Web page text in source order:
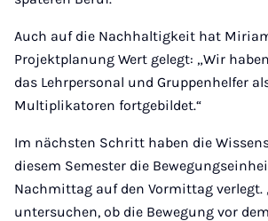
Auch auf die Nachhaltigkeit hat
Projektplanung Wert gelegt: „Wir
das Lehrpersonal und Gruppenhelfer
Multiplikatoren fortgebildet.“
Im nächsten Schritt haben die
diesem Semester die
Nachmittag auf den Vormittag verlegt.
untersuchen, ob die Bewegung vor